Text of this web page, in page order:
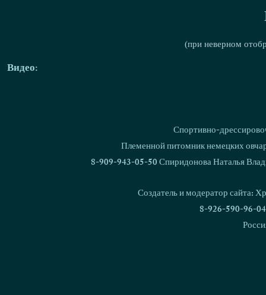
(при неверном
Видео:
Спортивно-
Племенной питомник немецких
8-909-943-05-50 Спиридонова Наталья
Создатель и модератор сайта:
8-926-590-96-